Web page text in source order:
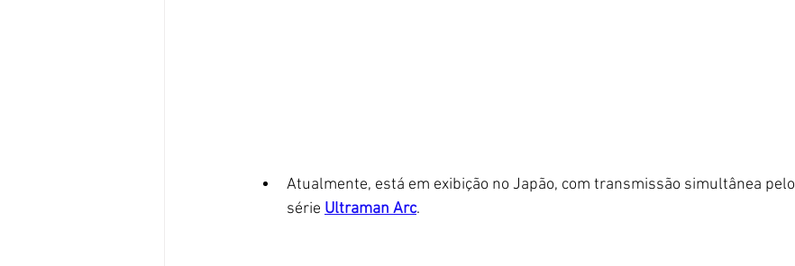
Atualmente, está em exibição no Japão, com transmissão simultânea pelo
série Ultraman Arc.